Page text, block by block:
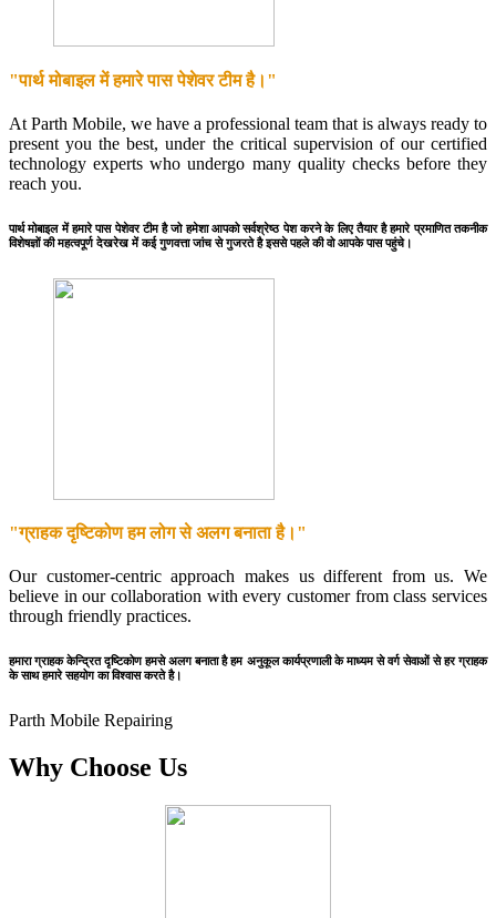
"पार्थ मोबाइल में हमारे पास पेशेवर टीम है।"
At Parth Mobile, we have a professional team that is always ready to
present you the best, under the critical supervision of our certified
technology experts who undergo many quality checks before they
reach you.
पार्थ मोबाइल में हमारे पास पेशेवर टीम है जो हमेशा आपको सर्वश्रेष्ठ पेश करने के लिए तैयार है हमारे प्रमाणित तकनीक
विशेषज्ञों की महत्वपूर्ण देखरेख में कई गुणवत्ता जांच से गुजरते है इससे पहले की वो आपके पास पहुंचे।
"ग्राहक दृष्टिकोण हम लोग से अलग बनाता है।"
Our customer-centric approach makes us different from us. We
believe in our collaboration with every customer from class services
through friendly practices.
हमारा ग्राहक केन्द्रित दृष्टिकोण हमसे अलग बनाता है हम अनुकूल कार्यप्रणाली के माध्यम से वर्ग सेवाओं से हर ग्राहक
के साथ हमारे सहयोग का विश्वास करते है।
Parth Mobile Repairing
Why Choose Us